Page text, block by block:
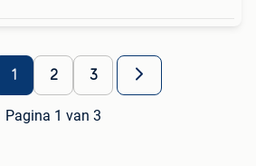
1 2 3
Pagina 1 van 3